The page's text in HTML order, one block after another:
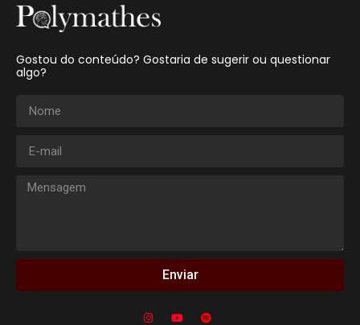
Gostou do conteúdo? Gostaria de sugerir ou questionar
algo?
Enviar